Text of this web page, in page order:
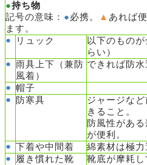
●持ち物
記号の意味： ●必携。 ▲ あれば便
ます。
●
リュック
以下のもの
らい）
● 雨具上下（兼防
風着）
できれば防水
● 帽子
●
防寒具
ジャージな
きること。
防風性があ
が便利。
● 下着や中間着 綿素材は極
●
履き慣れた靴
靴底が摩耗し